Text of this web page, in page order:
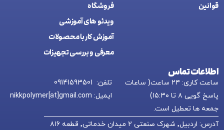
قوانین
فروشگاه
ويدئو های آموزشی
آموزش کار با محصولات
معرفی و بررسی تجهیزات
اطلاعات تماس
ساعت کاری: ۲۴ ساعت( ساعات
پاسخ گویی ۸ تا ۱۵:۳۰)
جمعه ها تعطیل است.
تلفن: 09141593501
ایمیل: nikkpolymer[at]gmail.com
آدرس: اردبیل٬ شهرک صنعتی ۲ میدان خدماتی٬ قطعه ۸۱۶